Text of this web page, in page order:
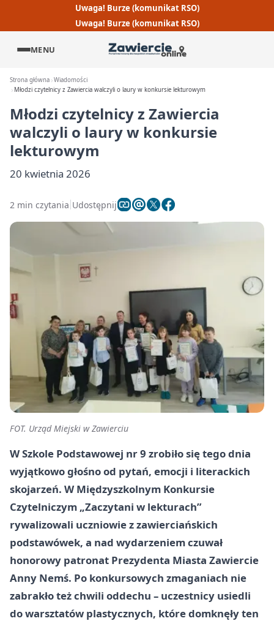
Uwaga! Burze (komunikat RSO)
Uwaga! Burze (komunikat RSO)
MENU
Strona główna Wiadomości
Młodzi czytelnicy z Zawiercia walczyli o laury w konkursie lekturowym
Młodzi czytelnicy z Zawiercia
walczyli o laury w konkursie
lekturowym
20 kwietnia 2026
2 min czytania Udostępnij
FOT. Urząd Miejski w Zawierciu
W Szkole Podstawowej nr 9 zrobiło się tego dnia
wyjątkowo głośno od pytań, emocji i literackich
skojarzeń. W Międzyszkolnym Konkursie
Czytelniczym „Zaczytani w lekturach”
rywalizowali uczniowie z zawierciańskich
podstawówek, a nad wydarzeniem czuwał
honorowy patronat Prezydenta Miasta Zawiercie
Anny Nemś. Po konkursowych zmaganiach nie
zabrakło też chwili oddechu – uczestnicy usiedli
do warsztatów plastycznych, które domknęły ten